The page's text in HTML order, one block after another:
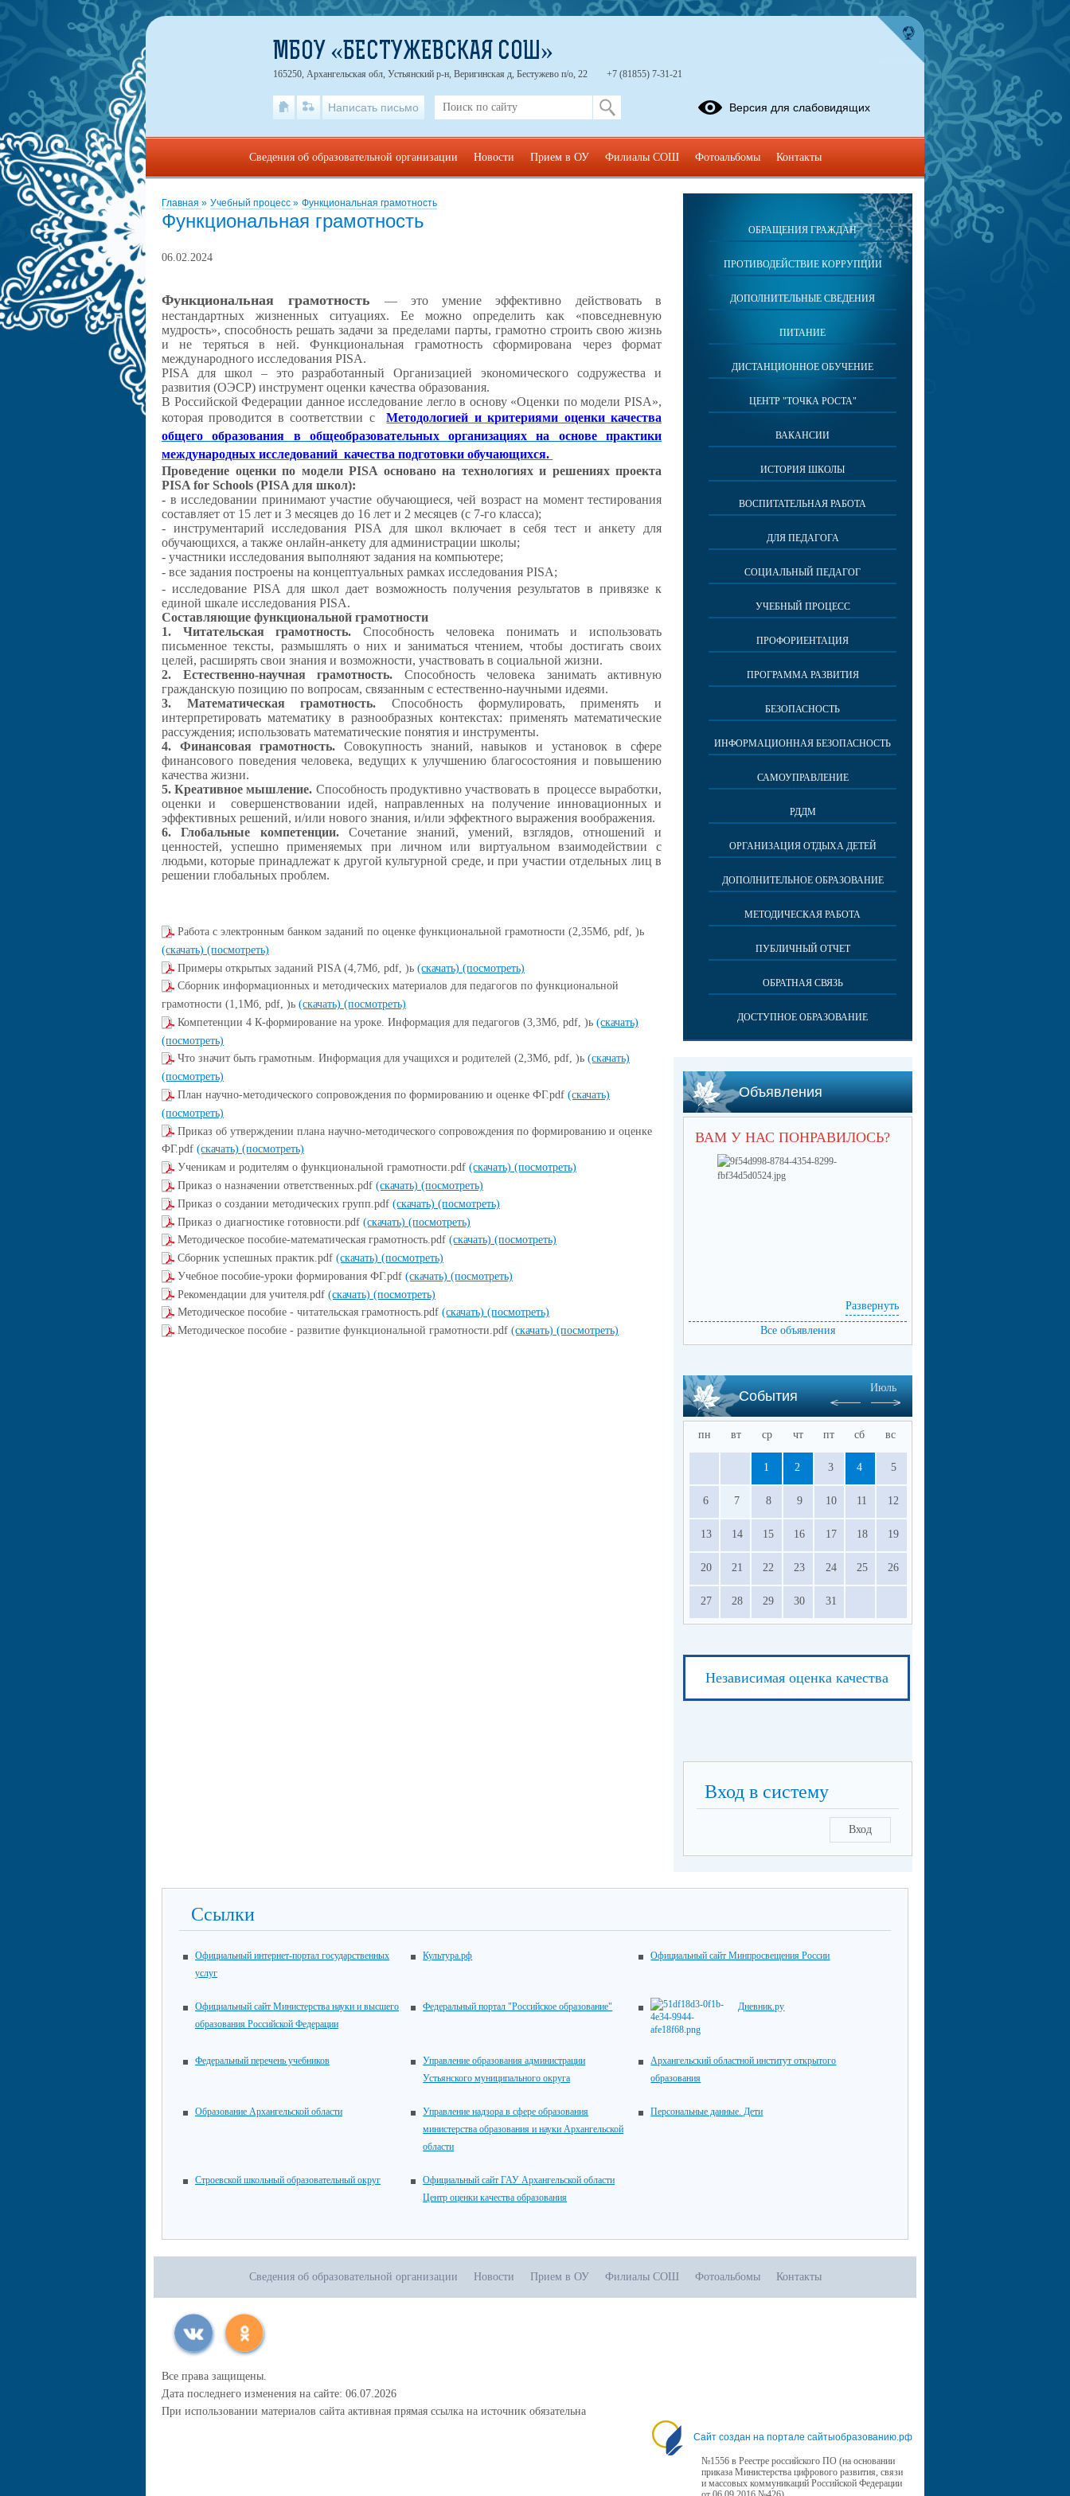
Главная » Учебный процесс » Функциональная грамотность
Функциональная грамотность
06.02.2024
Функциональная грамотность
— это умение эффективно действовать в
нестандартных жизненных ситуациях. Ее можно определить как «повседневную
мудрость», способность решать задачи за пределами парты, грамотно строить свою жизнь
и не теряться в ней. Функциональная грамотность сформирована через формат
международного исследования PISA.
PISA для школ – это разработанный Организацией экономического содружества и
развития (ОЭСР) инструмент оценки качества образования.
В Российской Федерации данное исследование легло в основу «Оценки по модели PISA»,
которая проводится в соответствии сМетодологией и критериями оценки качества
общего образования в общеобразовательных организациях на основе практики
международных исследований качества подготовки обучающихся.
Проведение оценки по модели PISA основано на технологиях и решениях проекта
PISA for Schools (PISA для школ):
- в исследовании принимают участие обучающиеся, чей возраст на момент тестирования
составляет от 15 лет и 3 месяцев до 16 лет и 2 месяцев (с 7-го класса);
- инструментарий исследования PISA для школ включает в себя тест и анкету для
обучающихся, а также онлайн-анкету для администрации школы;
- участники исследования выполняют задания на компьютере;
- все задания построены на концептуальных рамках исследования PISA;
- исследование PISA для школ дает возможность получения результатов в привязке к
единой шкале исследования PISA.
Составляющие функциональной грамотности
1. Читательская грамотность. Способность человека понимать и использовать
письменное тексты, размышлять о них и заниматься чтением, чтобы достигать своих
целей, расширять свои знания и возможности, участвовать в социальной жизни.
2. Естественно-научная грамотность. Способность человека занимать активную
гражданскую позицию по вопросам, связанным с естественно-научными идеями.
3. Математическая грамотность. Способность формулировать, применять и
интерпретировать математику в разнообразных контекстах: применять математические
рассуждения; использовать математические понятия и инструменты.
4. Финансовая грамотность. Совокупность знаний, навыков и установок в сфере
финансового поведения человека, ведущих к улучшению благосостояния и повышению
качества жизни.
5. Креативное мышление. Способность продуктивно участвовать в процессе выработки,
оценки и совершенствовании идей, направленных на получение инновационных и
эффективных решений, и/или нового знания, и/или эффектного выражения воображения.
6. Глобальные компетенции.Сочетание знаний, умений, взглядов, отношений и
ценностей, успешно применяемых при личном или виртуальном взаимодействии с
людьми, которые принадлежат к другой культурной среде, и при участии отдельных лиц в
решении глобальных проблем.
Работа с электронным банком заданий по оценке функциональной грамотности (2,35Мб, pdf, )ь
(скачать) (посмотреть)
Примеры открытых заданий PISA (4,7Мб, pdf, )ь (скачать) (посмотреть)
Сборник информационных и методических материалов для педагогов по функциональной
грамотности (1,1Мб, pdf, )ь (скачать) (посмотреть)
Компетенции 4 К-формирование на уроке. Информация для педагогов (3,3Мб, pdf, )ь (скачать)
(посмотреть)
Что значит быть грамотным. Информация для учащихся и родителей (2,3Мб, pdf, )ь (скачать)
(посмотреть)
План научно-методического сопровождения по формированию и оценке ФГ.pdf (скачать)
(посмотреть)
Приказ об утверждении плана научно-методического сопровождения по формированию и оценке
ФГ.pdf (скачать) (посмотреть)
Ученикам и родителям о функциональной грамотности.pdf (скачать) (посмотреть)
Приказ о назначении ответственных.pdf (скачать) (посмотреть)
Приказ о создании методических групп.pdf (скачать) (посмотреть)
Приказ о диагностике готовности.pdf (скачать) (посмотреть)
Методическое пособие-математическая грамотность.pdf (скачать) (посмотреть)
Сборник успешных практик.pdf (скачать) (посмотреть)
Учебное пособие-уроки формирования ФГ.pdf (скачать) (посмотреть)
Рекомендации для учителя.pdf (скачать) (посмотреть)
Методическое пособие - читательская грамотность.pdf (скачать) (посмотреть)
Методическое пособие - развитие функциональной грамотности.pdf (скачать) (посмотреть)
ОБРАЩЕНИЯ ГРАЖДАН
ПРОТИВОДЕЙСТВИЕ КОРРУПЦИИ
ДОПОЛНИТЕЛЬНЫЕ СВЕДЕНИЯ
ПИТАНИЕ
ДИСТАНЦИОННОЕ ОБУЧЕНИЕ
ЦЕНТР "ТОЧКА РОСТА"
ВАКАНСИИ
ИСТОРИЯ ШКОЛЫ
ВОСПИТАТЕЛЬНАЯ РАБОТА
ДЛЯ ПЕДАГОГА
СОЦИАЛЬНЫЙ ПЕДАГОГ
УЧЕБНЫЙ ПРОЦЕСС
ПРОФОРИЕНТАЦИЯ
ПРОГРАММА РАЗВИТИЯ
БЕЗОПАСНОСТЬ
ИНФОРМАЦИОННАЯ БЕЗОПАСНОСТЬ
САМОУПРАВЛЕНИЕ
РДДМ
ОРГАНИЗАЦИЯ ОТДЫХА ДЕТЕЙ
ДОПОЛНИТЕЛЬНОЕ ОБРАЗОВАНИЕ
МЕТОДИЧЕСКАЯ РАБОТА
ПУБЛИЧНЫЙ ОТЧЕТ
ОБРАТНАЯ СВЯЗЬ
ДОСТУПНОЕ ОБРАЗОВАНИЕ
Объявления
ВАМ У НАС ПОНРАВИЛОСЬ?
Развернуть
Все объявления
События
Июль
пн вт ср чт пт сб вс
1 2 3 4 5
6 7 8 9 10 11 12
13 14 15 16 17 18 19
20 21 22 23 24 25 26
27 28 29 30 31
Независимая оценка качества
Вход в систему
Вход
Ссылки
Официальный интернет-портал государственных
услуг
Культура.рф Официальный сайт Минпросвещения России
Официальный сайт Министерства науки и высшего
образования Российской Федерации
Федеральный портал "Российское образование" Дневник.ру
Федеральный перечень учебников
Управление образования администрации
Устьянского муниципального округа
Архангельский областной институт открытого
образования
Образование Архангельской области
Управление надзора в сфере образования
министерства образования и науки Архангельской
области
Персональные данные. Дети
Строевской школьный образовательный округ
Официальный сайт ГАУ Архангельской области
Центр оценки качества образования
МБОУ «БЕСТУЖЕВСКАЯ СОШ»
165250, Архангельская обл, Устьянский р-н, Веригинская д, Бестужево п/о, 22 +7 (81855) 7-31-21
Написать письмо Версия для слабовидящих
Сведения об образовательной организации Новости Прием в ОУ Филиалы СОШ Фотоальбомы Контакты
Сведения об образовательной организации Новости Прием в ОУ Филиалы СОШ Фотоальбомы Контакты
Все права защищены.
Дата последнего изменения на сайте: 06.07.2026
При использовании материалов сайта активная прямая ссылка на источник обязательна
Сайт создан на портале сайтыобразованию.рф
№1556 в Реестре российского ПО (на основании
приказа Министерства цифрового развития, связи
и массовых коммуникаций Российской Федерации